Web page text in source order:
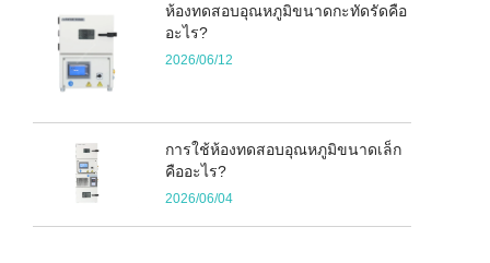
ห้องทดสอบอุณหภูมิขนาดกะทัดรัดคือ
อะไร?
2026/06/12
การใช้ห้องทดสอบอุณหภูมิขนาดเล็ก
คืออะไร?
2026/06/04